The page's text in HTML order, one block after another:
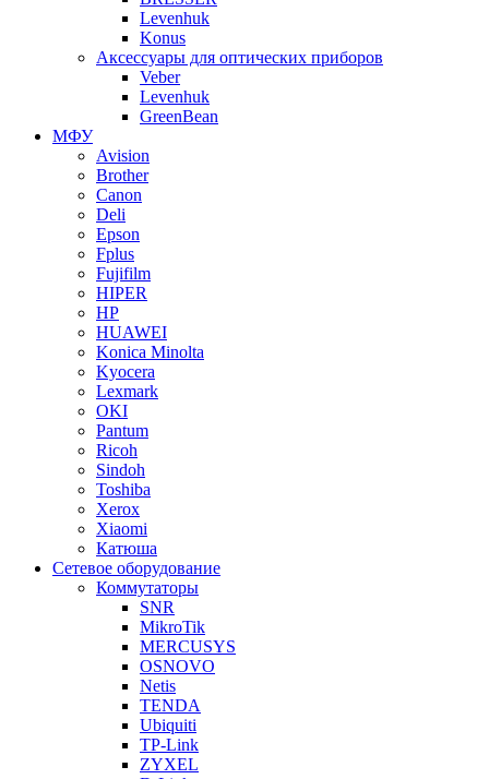
Levenhuk
Konus
Аксессуары для оптических приборов
Veber
Levenhuk
GreenBean
МФУ
Avision
Brother
Canon
Deli
Epson
Fplus
Fujifilm
HIPER
HP
HUAWEI
Konica Minolta
Kyocera
Lexmark
OKI
Pantum
Ricoh
Sindoh
Toshiba
Xerox
Xiaomi
Катюша
Сетевое оборудование
Коммутаторы
SNR
MikroTik
MERCUSYS
OSNOVO
Netis
TENDA
Ubiquiti
TP-Link
ZYXEL